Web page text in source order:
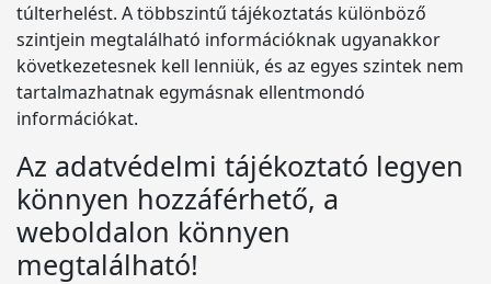
túlterhelést. A többszintű tájékoztatás különböző
szintjein megtalálható információknak ugyanakkor
következetesnek kell lenniük, és az egyes szintek nem
tartalmazhatnak egymásnak ellentmondó
információkat.
Az adatvédelmi tájékoztató legyen
könnyen hozzáférhető, a
weboldalon könnyen
megtalálható!